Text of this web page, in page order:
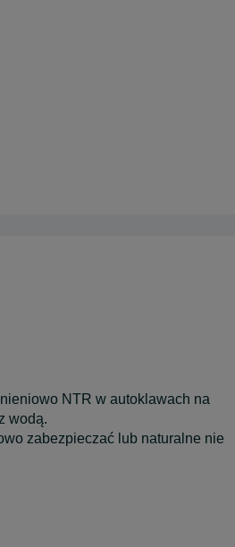
NTR w autoklawach na
wodą.
zabezpieczać lub naturalne nie